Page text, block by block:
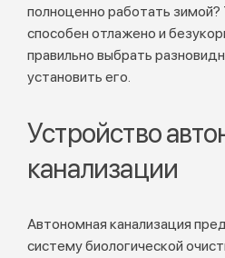
полноценно работать зимой?
способен отлажено и
правильно выбрать
установить его.
Устройство
канализации
Автономная канализация
систему биологической